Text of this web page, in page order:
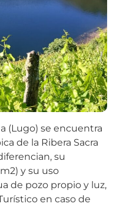
(Lugo) se encuentra
de la Ribera Sacra
su
y su uso
de pozo propio y luz,
en caso de